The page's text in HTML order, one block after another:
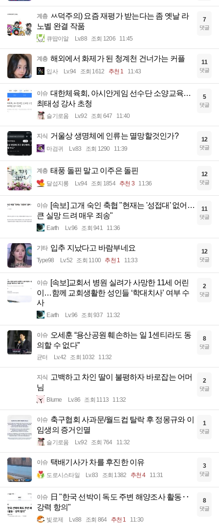
계층 ㅆ덕주의) 요즘 재평가 받는다는 좀 옛날 라
노벨 완결 작품
큐땁이알 Lv.88 조회 1206 11:45
7
댓글
계층 해외에서 화제가 된 청계천 건너가는 커플
입사 Lv.94 조회 1612 추천 1 11:43
11
댓글
이슈 대한체육회, 아시안게임 선수단 소양교육…
최태성 강사 초청
슬기로움 Lv.92 조회 647 11:40
5
댓글
지식 거울상 생명체에 인류는 멸망할것인가?
마검귀 Lv.83 조회 1290 11:39
12
댓글
계층 태풍 돌핀 말고 이주은 돌핀
달섭지롱 Lv.94 조회 1854 추천 3 11:36
12
댓글
이슈 [속보] 고개 숙인 축협 "현재는 '성접대' 없어…
큰 실망 드려 매우 죄송"
Earth Lv.96 조회 941 11:36
11
댓글
기타 입추 지났다고 바람부네요
Type98 Lv.52 조회 1100 추천 1 11:33
12
댓글
이슈 [속보]교회서 병원 실려가 사망한 11세 어린
이…함께 교회생활한 성인들 ‘학대치사’ 여부 수
사
Earth Lv.96 조회 937 11:32
2
댓글
이슈 오세훈 “용산공원 훼손하는 일 1센티라도 동
의할 수 없다”
균터 Lv.42 조회 1032 11:32
8
댓글
지식
고백하고 차인 딸이 불평하자 바로잡는 어머
님
Blume Lv.86 조회 1113 11:32
2
댓글
이슈 축구협회 사과문/월드컵 탈락 후 정몽규와 이
임생의 증거인멸
슬기로움 Lv.92 조회 764 11:32
1
댓글
이슈 택배기사가 차를 후진한 이유
도로시스타일 Lv.83 조회 1382 추천 4 11:31
3
댓글
이슈
日 "한국 선박이 독도 주변 해양조사 활동‥
강력 항의"
빛로제 Lv.88 조회 864 추천 1 11:30
8
댓글